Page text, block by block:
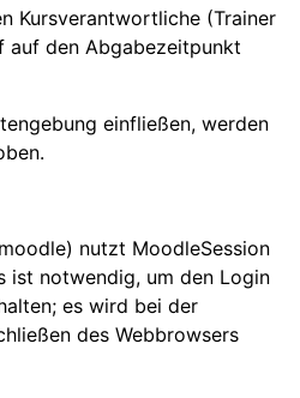
Kursverantwortliche (Trainer
auf den Abgabezeitpunkt
einfließen, werden
nutzt MoodleSession
ist notwendig, um den Login
es wird bei der
des Webbrowsers